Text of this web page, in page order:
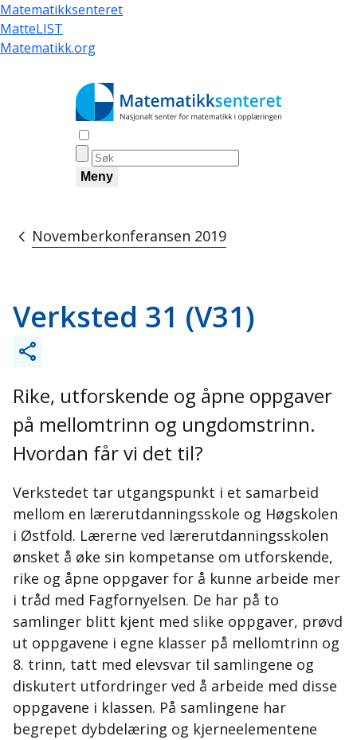
Skip
to
main
Matematikksenteret
MatteLIST
Matematikk.org
Meny
Breadcrumb
Novemberkonferansen 2019
Verksted 31 (V31)
Rike, utforskende og åpne oppgaver
på mellomtrinn og ungdomstrinn.
Hvordan får vi det til?
Verkstedet tar utgangspunkt i et samarbeid
mellom en lærerutdanningsskole og Høgskolen
i Østfold. Lærerne ved lærerutdanningsskolen
ønsket å øke sin kompetanse om utforskende,
rike og åpne oppgaver for å kunne arbeide mer
i tråd med Fagfornyelsen. De har på to
samlinger blitt kjent med slike oppgaver, prøvd
ut oppgavene i egne klasser på mellomtrinn og
8. trinn, tatt med elevsvar til samlingene og
diskutert utfordringer ved å arbeide med disse
oppgavene i klassen. På samlingene har
begrepet dybdelæring og kjerneelementene